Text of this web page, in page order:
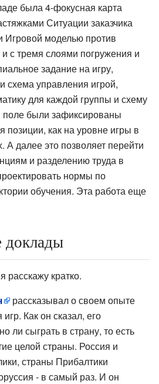
была 4-фокусная карта
Ситуации заказчика
Игровой моделью против
с тремя слоями погружения и
задание на игру,
схема управления игрой,
для каждой группы и схему
поле были зафиксированы
как на уровне игры в
А далее это позволяет перейти
и разделению труда в
нормы по
обучения. Эта работа еще
доклады
расскажу кратко.
рассказывал о своем опыте
Как он сказал, его
ли сыграть в страну, то есть
целой страны. Россия и
страны Прибалтики
- в самый раз. И он